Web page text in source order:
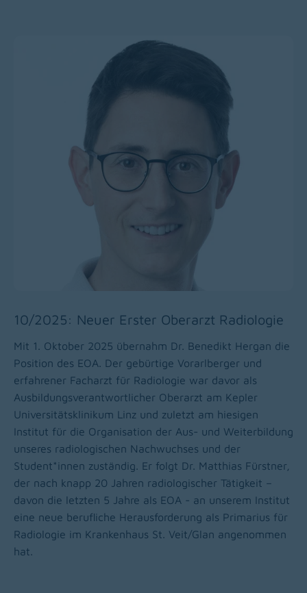
10/2025: Neuer Erster Oberarzt Radiologie
Mit 1. Oktober 2025 übernahm Dr. Benedikt Hergan die
Position des EOA. Der gebürtige Vorarlberger und
erfahrener Facharzt für Radiologie war davor als
Ausbildungsverantwortlicher Oberarzt am Kepler
Universitätsklinikum Linz und zuletzt am hiesigen
Institut für die Organisation der Aus- und Weiterbildung
unseres radiologischen Nachwuchses und der
Student*innen zuständig. Er folgt Dr. Matthias Fürstner,
der nach knapp 20 Jahren radiologischer Tätigkeit –
davon die letzten 5 Jahre als EOA - an unserem Institut
eine neue berufliche Herausforderung als Primarius für
Radiologie im Krankenhaus St. Veit/Glan angenommen
hat.